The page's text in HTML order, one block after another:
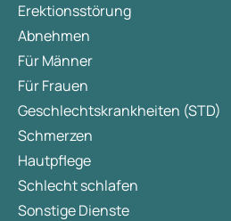
Erektionsstörung
Abnehmen
Für Männer
Für Frauen
Geschlechtskrankheiten (STD)
Schmerzen
Hautpflege
Schlecht schlafen
Sonstige Dienste